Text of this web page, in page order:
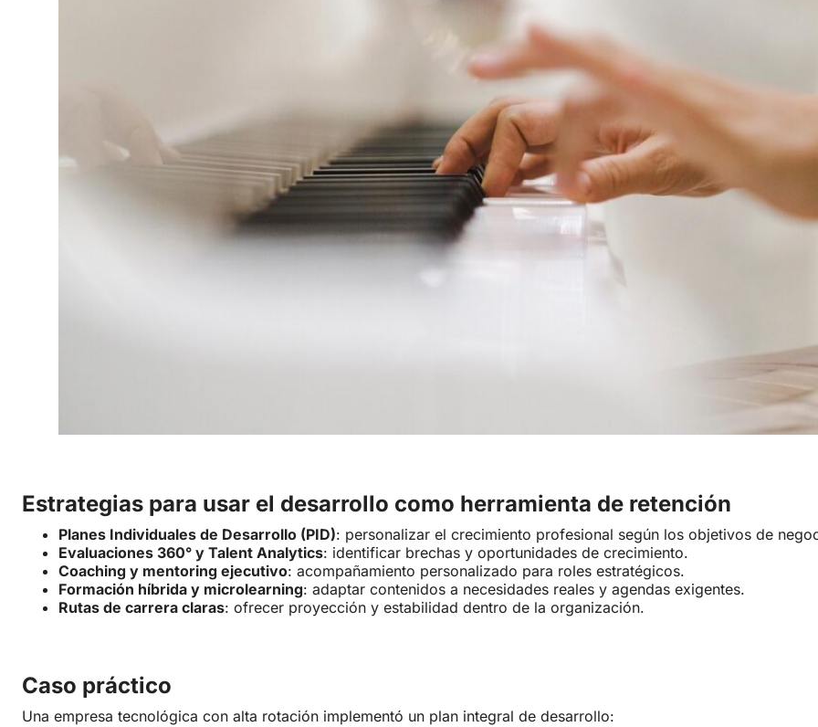
Estrategias para usar el desarrollo como herramienta de retención
Planes Individuales de Desarrollo (PID): personalizar el crecimiento profesional según los objetivos de
Evaluaciones 360° y Talent Analytics: identificar brechas y oportunidades de crecimiento.
Coaching y mentoring ejecutivo: acompañamiento personalizado para roles estratégicos.
Formación híbrida y microlearning: adaptar contenidos a necesidades reales y agendas exigentes.
Rutas de carrera claras: ofrecer proyección y estabilidad dentro de la organización.
Caso práctico
Una empresa tecnológica con alta rotación implementó un plan integral de desarrollo: